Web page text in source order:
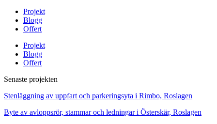
Projekt
Blogg
Offert
Projekt
Blogg
Offert
Senaste projekten
Stenläggning av uppfart och parkeringsyta i Rimbo, Roslagen
Byte av avloppsrör, stammar och ledningar i Österskär, Roslagen